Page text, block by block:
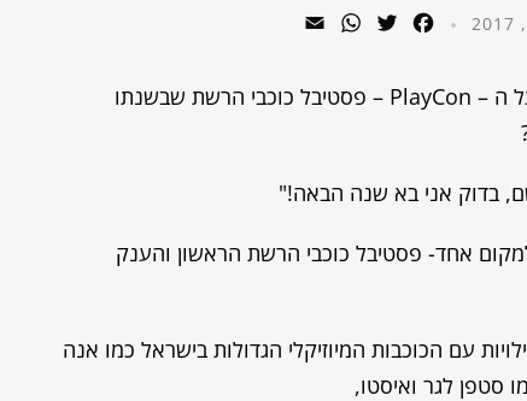
Facebook
Twitter
WhatsApp
גם אם הייתם וגם אם פספסתם, אין מצב שלא שמעתם על ה – PlayCon – פסטיבל כוכבי הרשת שבשנתו
בדוק אני בא שנה הבאה!"
למקום אחד- פסטיבל כוכבי הרשת הראשון והענק
עם הכוכבות המיוזיקלי הגדולות בישראל כמו אנה
סטפן לגר ואיסטו,